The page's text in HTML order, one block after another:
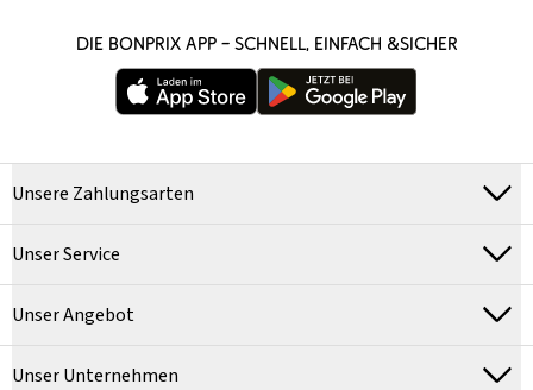
DIE BONPRIX APP – SCHNELL, EINFACH &SICHER
Unsere Zahlungsarten
Unser Service
Unser Angebot
Unser Unternehmen